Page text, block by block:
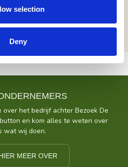
selection
Deny
over het bedrijf achter Bezoek De
en kom alles te weten over
wat wij doen.
MEER OVER